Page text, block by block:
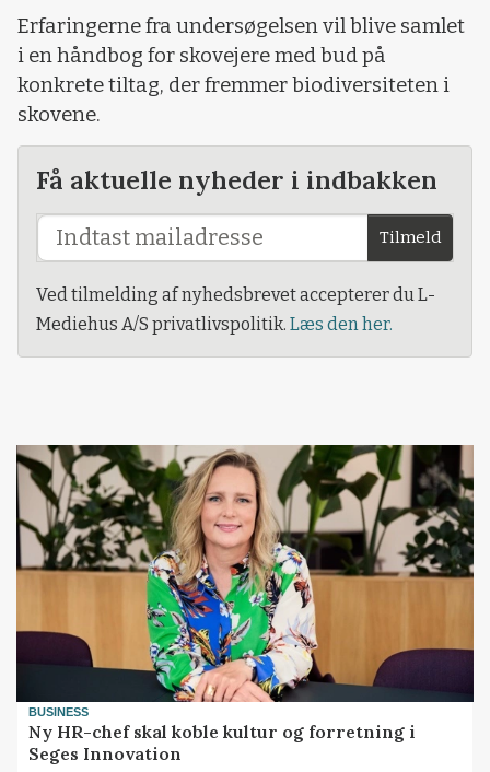
Erfaringerne fra undersøgelsen vil blive samlet
i en håndbog for skovejere med bud på
konkrete tiltag, der fremmer biodiversiteten i
skovene.
Få aktuelle nyheder i indbakken
Tilmeld
Ved tilmelding af nyhedsbrevet accepterer du L-
Mediehus A/S privatlivspolitik. Læs den her.
BUSINESS
Ny HR-chef skal koble kultur og forretning i
Seges Innovation